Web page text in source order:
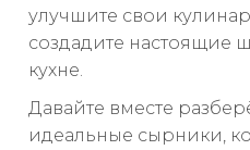
улучшите свои
создадите настоящие
кухне.
Давайте вместе
идеальные сырники,